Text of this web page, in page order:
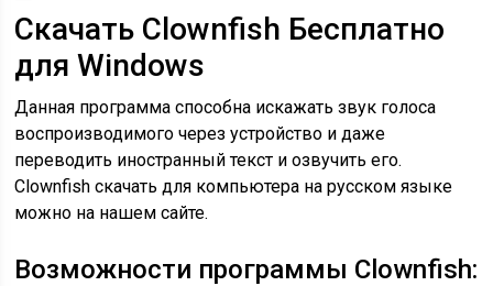
Скачать Clownfish Бесплатно
для Windows
Данная программа способна искажать звук голоса
воспроизводимого через устройство и даже
переводить иностранный текст и озвучить его.
Clownfish скачать для компьютера на русском языке
можно на нашем сайте.
Возможности программы Clownfish: